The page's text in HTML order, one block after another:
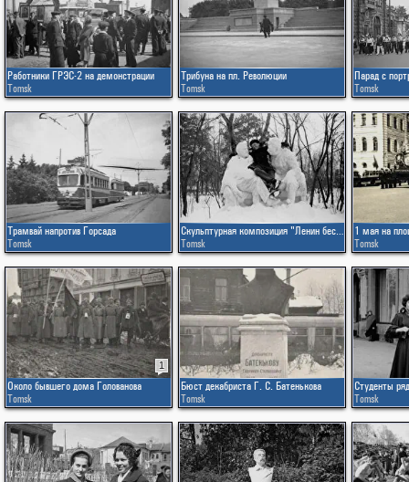
Работники ГРЭС-2 на демонстрации
Tomsk
Трибуна на пл. Революции
Tomsk
Парад с
Tomsk
Трамвай напротив Горсада
Tomsk
Скульптурная композиция "Ленин беседует со Сталиным"
Tomsk
1 мая на
Tomsk
Около бывшего дома Голованова
Tomsk
1
Бюст декабриста Г. С. Батенькова
Tomsk
Студенты
Tomsk